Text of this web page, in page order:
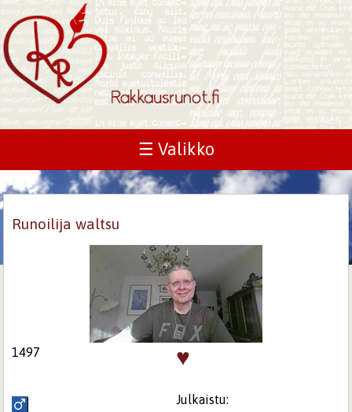
☰ Valikko
Runoilija waltsu
♥
Julkaistu:
1497